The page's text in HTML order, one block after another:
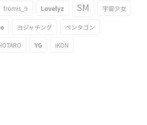
fromis_9 Lovelyz SM 宇宙少女
ヨジャチング ペンタゴン
YG iKON